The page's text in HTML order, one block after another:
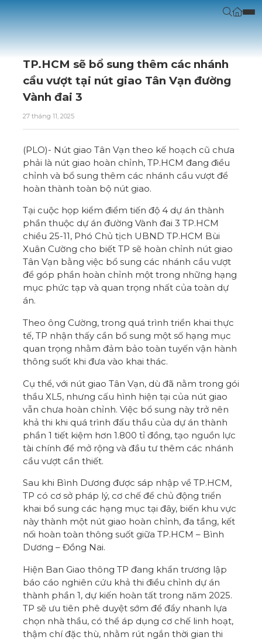
TP.HCM sẽ bổ sung thêm các nhánh
cầu vượt tại nút giao Tân Vạn đường
Vành đai 3
27 tháng 11, 2025
(PLO)- Nút giao Tân Vạn theo kế hoạch cũ chưa
phải là nút giao hoàn chỉnh, TP.HCM đang điều
chỉnh và bổ sung thêm các nhánh cầu vượt để
hoàn thành toàn bộ nút giao.
Tại cuộc họp kiểm điểm tiến độ 4 dự án thành
phần thuộc dự án đường Vành đai 3 TP.HCM
chiều 25-11, Phó Chủ tịch UBND TP.HCM Bùi
Xuân Cường cho biết TP sẽ hoàn chỉnh nút giao
Tân Vạn bằng việc bổ sung các nhánh cầu vượt
để góp phần hoàn chỉnh một trong những hạng
mục phức tạp và quan trọng nhất của toàn dự
án.
Theo ông Cường, trong quá trình triển khai thực
tế, TP nhận thấy cần bổ sung một số hạng mục
quan trọng nhằm đảm bảo toàn tuyến vận hành
thông suốt khi đưa vào khai thác.
Cụ thể, với nút giao Tân Vạn, dù đã nằm trong gói
thầu XL5, nhưng cấu hình hiện tại của nút giao
vẫn chưa hoàn chỉnh. Việc bổ sung này trở nên
khả thi khi quá trình đấu thầu của dự án thành
phần 1 tiết kiệm hơn 1.800 tỉ đồng, tạo nguồn lực
tài chính để mở rộng và đầu tư thêm các nhánh
cầu vượt cần thiết.
Sau khi Bình Dương được sáp nhập về TP.HCM,
TP có cơ sở pháp lý, cơ chế để chủ động triển
khai bổ sung các hạng mục tại đây, biến khu vực
này thành một nút giao hoàn chỉnh, đa tầng, kết
nối hoàn toàn thông suốt giữa TP.HCM – Bình
Dương – Đồng Nai.
Hiện Ban Giao thông TP đang khẩn trương lập
báo cáo nghiên cứu khả thi điều chỉnh dự án
thành phần 1, dự kiến hoàn tất trong năm 2025.
TP sẽ ưu tiên phê duyệt sớm để đẩy nhanh lựa
chọn nhà thầu, có thể áp dụng cơ chế linh hoạt,
thậm chí đặc thù, nhằm rút ngắn thời gian thi